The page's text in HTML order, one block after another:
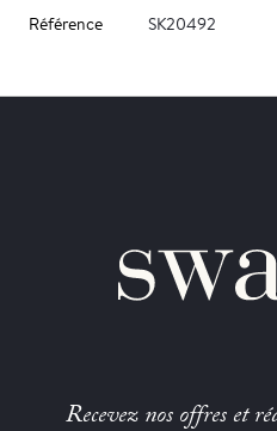
Référence
SK20492
Recevez nos offres et